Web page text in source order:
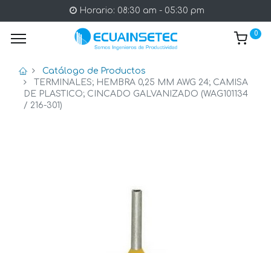
Horario: 08:30 am - 05:30 pm
0
Catálogo de Productos
TERMINALES; HEMBRA 0,25 MM AWG 24; CAMISA
DE PLASTICO; CINCADO GALVANIZADO (WAG101134
/ 216-301)